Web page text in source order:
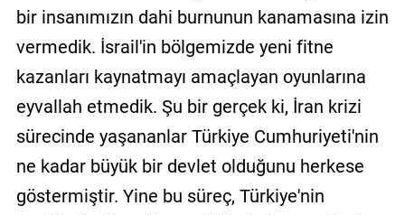
bir insanımızın dahi burnunun kanamasına izin
vermedik. İsrail'in bölgemizde yeni fitne
kazanları kaynatmayı amaçlayan oyunlarına
eyvallah etmedik. Şu bir gerçek ki, İran krizi
sürecinde yaşananlar Türkiye Cumhuriyeti'nin
ne kadar büyük bir devlet olduğunu herkese
göstermiştir. Yine bu süreç, Türkiye'nin